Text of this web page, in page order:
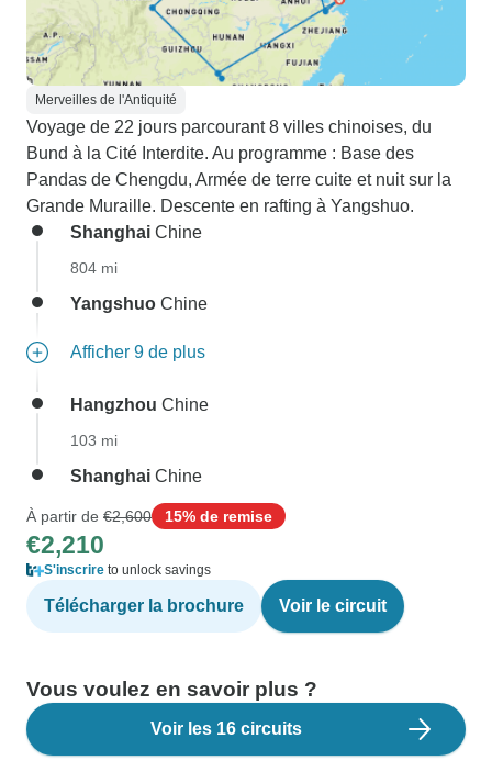
Merveilles de l'Antiquité
Voyage de 22 jours parcourant 8 villes chinoises, du
Bund à la Cité Interdite. Au programme : Base des
Pandas de Chengdu, Armée de terre cuite et nuit sur la
Grande Muraille. Descente en rafting à Yangshuo.
Shanghai Chine
804 mi
Yangshuo Chine
Afficher 9 de plus
Hangzhou Chine
103 mi
Shanghai Chine
À partir de €2,600 15% de remise
€2,210
S'inscrire to unlock savings
Télécharger la brochure Voir le circuit
Vous voulez en savoir plus ?
Voir les 16 circuits